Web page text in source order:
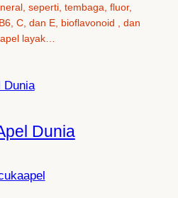
seperti, tembaga, fluor,
C, dan E, bioflavonoid , dan
layak…
Dunia